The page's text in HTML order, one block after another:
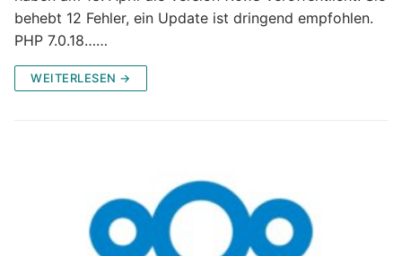
behebt 12 Fehler, ein Update ist dringend empfohlen.
PHP 7.0.18……
WEITERLESEN →